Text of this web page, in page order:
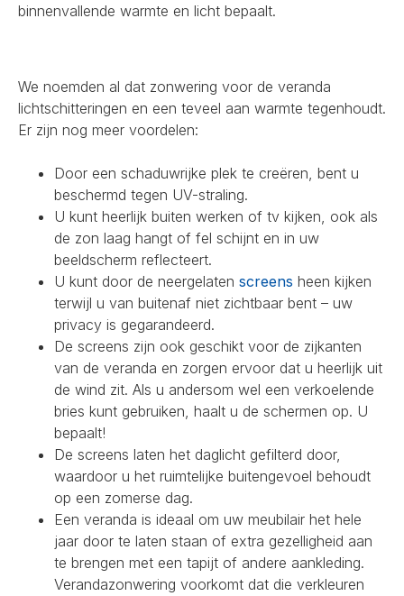
binnenvallende warmte en licht bepaalt.
We noemden al dat zonwering voor de veranda
lichtschitteringen en een teveel aan warmte tegenhoudt.
Er zijn nog meer voordelen:
Door een schaduwrijke plek te creëren, bent u
beschermd tegen UV-straling.
U kunt heerlijk buiten werken of tv kijken, ook als
de zon laag hangt of fel schijnt en in uw
beeldscherm reflecteert.
U kunt door de neergelaten screens heen kijken
terwijl u van buitenaf niet zichtbaar bent – uw
privacy is gegarandeerd.
De screens zijn ook geschikt voor de zijkanten
van de veranda en zorgen ervoor dat u heerlijk uit
de wind zit. Als u andersom wel een verkoelende
bries kunt gebruiken, haalt u de schermen op. U
bepaalt!
De screens laten het daglicht gefilterd door,
waardoor u het ruimtelijke buitengevoel behoudt
op een zomerse dag.
Een veranda is ideaal om uw meubilair het hele
jaar door te laten staan of extra gezelligheid aan
te brengen met een tapijt of andere aankleding.
Verandazonwering voorkomt dat die verkleuren